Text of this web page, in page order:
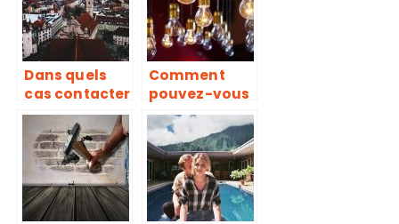
Dans quels
cas contacter
un couvreur
pour la
toiture ?
Comment
pouvez-vous
rénover votre
installation
électrique?